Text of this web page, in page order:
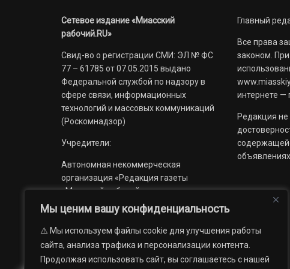
Мы ценим вашу конфиденциальность
⚠️ Мы используем файлы cookie для улучшения работы
сайта, анализа трафика и персонализации контента.
Продолжая использовать сайт, вы соглашаетесь с нашей
Сетевое издание «Миасский
рабочий.RU»
Свид-во о регистрации СМИ: ЭЛ № ФС
77 – 61785 от 07.05.2015 выдано
Федеральной службой по надзору в
сфере связи, информационных
технологий и массовых коммуникаций
(Роскомнадзор)
Учредители:
Автономная некоммерческая
организация «Редакция газеты
«Миасский рабочий»;
Областное государственное
учреждение «Издательский дом
«Губерния».
Главный
Все права
законом.
интернете —
Редакция не
объявлениях.